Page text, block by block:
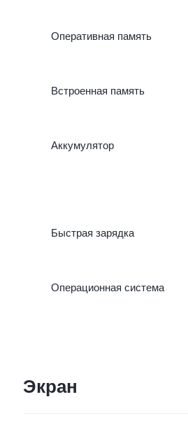
Оперативная память
Встроенная память
Аккумулятор
Быстрая зарядка
Операционная система
Экран